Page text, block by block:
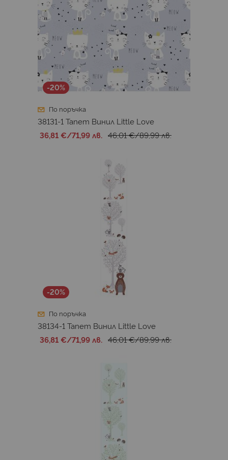
-20%
По поръчка
38131-1 Тапет Винил Little Love
36,81 €/71,99 лв. 46,01 €/89,99 лв.
-20%
По поръчка
38134-1 Тапет Винил Little Love
36,81 €/71,99 лв. 46,01 €/89,99 лв.